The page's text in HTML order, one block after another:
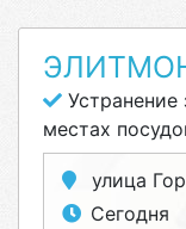
Устранение
местах
улица
Сегодня